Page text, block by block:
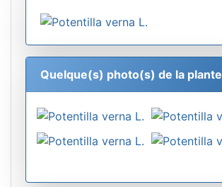
Quelque(s) photo(s) de la plante